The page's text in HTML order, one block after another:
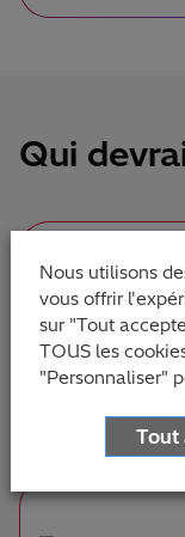
Qui
Directeur
des
Nous utilisons
vous offrir
sur "Tout
TOUS les
"Personnaliser"
Tout